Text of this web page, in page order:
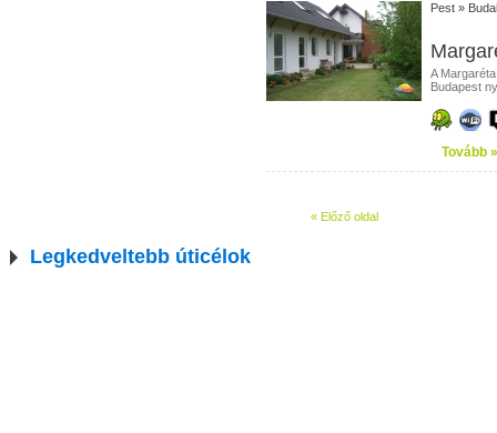
Pest »
A
Budapest
Tovább »
« Előző oldal
Legkedveltebb úticélok